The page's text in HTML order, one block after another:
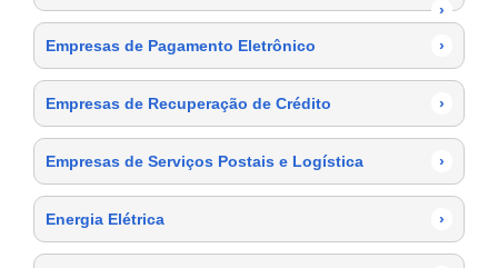
›
Empresas de Pagamento Eletrônico
›
Empresas de Recuperação de Crédito ›
Empresas de Serviços Postais e Logística ›
Energia Elétrica ›